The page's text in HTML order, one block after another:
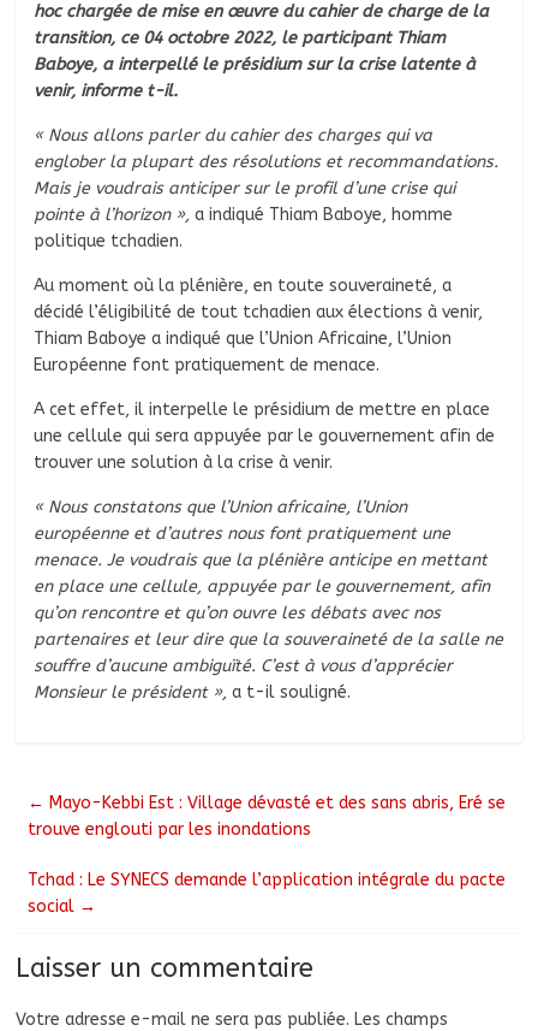
hoc chargée de mise en œuvre du cahier de charge de la
transition, ce 04 octobre 2022, le participant Thiam
Baboye, a interpellé le présidium sur la crise latente à
venir, informe t-il.
« Nous allons parler du cahier des charges qui va
englober la plupart des résolutions et recommandations.
Mais je voudrais anticiper sur le profil d’une crise qui
pointe à l’horizon », a indiqué Thiam Baboye, homme
politique tchadien.
Au moment où la plénière, en toute souveraineté, a
décidé l’éligibilité de tout tchadien aux élections à venir,
Thiam Baboye a indiqué que l’Union Africaine, l’Union
Européenne font pratiquement de menace.
A cet effet, il interpelle le présidium de mettre en place
une cellule qui sera appuyée par le gouvernement afin de
trouver une solution à la crise à venir.
« Nous constatons que l’Union africaine, l’Union
européenne et d’autres nous font pratiquement une
menace. Je voudrais que la plénière anticipe en mettant
en place une cellule, appuyée par le gouvernement, afin
qu’on rencontre et qu’on ouvre les débats avec nos
partenaires et leur dire que la souveraineté de la salle ne
souffre d’aucune ambiguïté. C’est à vous d’apprécier
Monsieur le président »,a t-il souligné.
← Mayo-Kebbi Est : Village dévasté et des sans abris, Eré se
trouve englouti par les inondations
Tchad : Le SYNECS demande l’application intégrale du pacte
social →
Laisser un commentaire
Votre adresse e-mail ne sera pas publiée. Les champs